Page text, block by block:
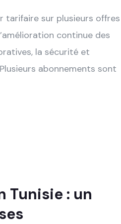
tarifaire sur plusieurs offres
continue des
la sécurité et
abonnements sont
Tunisie : un